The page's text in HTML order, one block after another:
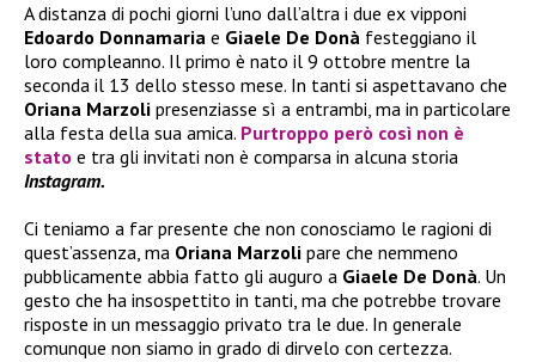
A distanza di pochi giorni l’uno dall’altra i due ex vipponi
Edoardo Donnamaria e Giaele De Donà festeggiano il
loro compleanno. Il primo è nato il 9 ottobre mentre la
seconda il 13 dello stesso mese. In tanti si aspettavano che
Oriana Marzoli presenziasse sì a entrambi, ma in particolare
alla festa della sua amica. Purtroppo però così non è
stato e tra gli invitati non è comparsa in alcuna storia
Instagram.
Ci teniamo a far presente che non conosciamo le ragioni di
quest’assenza, ma Oriana Marzoli pare che nemmeno
pubblicamente abbia fatto gli auguro a Giaele De Donà. Un
gesto che ha insospettito in tanti, ma che potrebbe trovare
risposte in un messaggio privato tra le due. In generale
comunque non siamo in grado di dirvelo con certezza.